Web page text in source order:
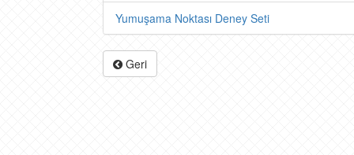
Yumuşama Noktası Deney Seti
Geri